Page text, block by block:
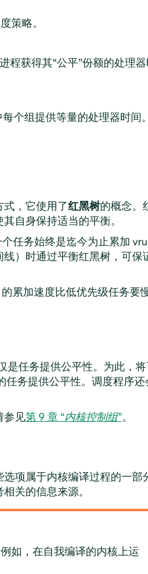
策略。
程获得其“公平”份额的处理
个组提供等量的处理器时间。
，它使用了红黑树的概念。
自身保持适当的平衡。
任务始终是迄今为止累加
）时通过平衡红黑树，可保
累加速度比低优先级任务要
是任务提供公平性。为此，
任务提供公平性。调度程序还
参见第 9 章 “内核控制组”。
项属于内核编译过程的一部
关的信息来源。
如，在自我编译的内核上运